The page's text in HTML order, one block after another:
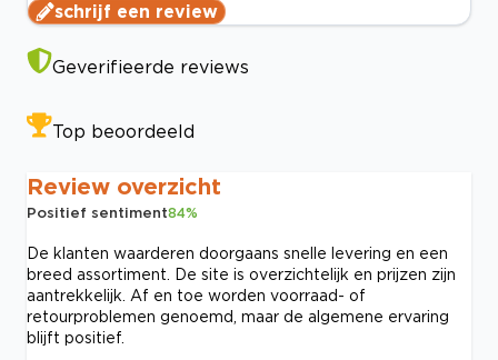
schrijf een review
Geverifieerde reviews
Top beoordeeld
Review overzicht
Positief sentiment84%
De klanten waarderen doorgaans snelle levering en een
breed assortiment. De site is overzichtelijk en prijzen zijn
aantrekkelijk. Af en toe worden voorraad- of
retourproblemen genoemd, maar de algemene ervaring
blijft positief.